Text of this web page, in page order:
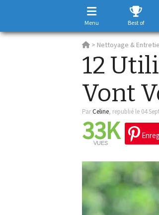
Menu Best of
> Nettoyage &
12
Vont
ParCeline, republié le 04
33K
VUES